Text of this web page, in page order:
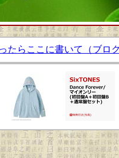
たらここに書いて（ブロ